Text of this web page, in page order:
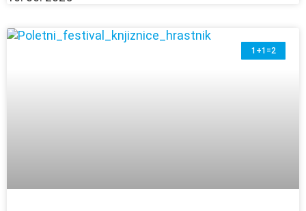
1+1=2